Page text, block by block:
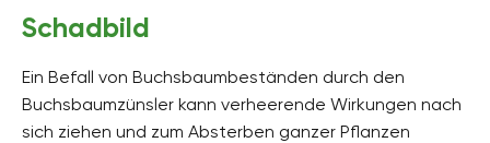
Schadbild
Ein Befall von Buchsbaumbeständen durch den
Buchsbaumzünsler kann verheerende Wirkungen nach
sich ziehen und zum Absterben ganzer Pflanzen